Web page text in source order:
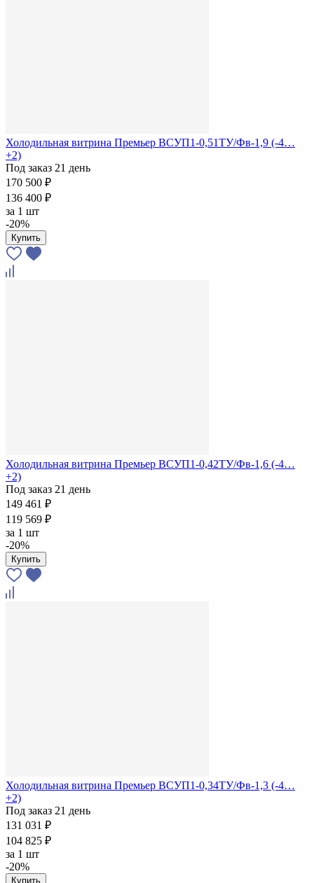
Холодильная витрина Премьер ВСУП1-0,51ТУ/Фв-1,9 (-4…
+2)
Под заказ 21 день
170 500 ₽
136 400 ₽
за 1 шт
-20%
Купить
Холодильная витрина Премьер ВСУП1-0,42ТУ/Фв-1,6 (-4…
+2)
Под заказ 21 день
149 461 ₽
119 569 ₽
за 1 шт
-20%
Купить
Холодильная витрина Премьер ВСУП1-0,34ТУ/Фв-1,3 (-4…
+2)
Под заказ 21 день
131 031 ₽
104 825 ₽
за 1 шт
-20%
Купить